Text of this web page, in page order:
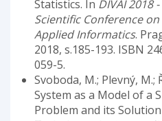
Statistics. In DIVAI 2018
Scientific Conference
Applied Informatics.
2018, s.185-193. ISBN
059-5.
Svoboda, M.; Plevný, M.;
System as a Model of a
Problem and its